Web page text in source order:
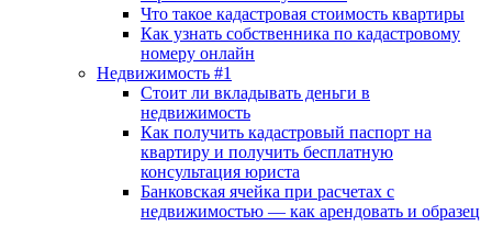
Что такое кадастровая стоимость квартиры
Как узнать собственника по кадастровому
номеру онлайн
Недвижимость #1
Стоит ли вкладывать деньги в
недвижимость
Как получить кадастровый паспорт на
квартиру и получить бесплатную
консультация юриста
Банковская ячейка при расчетах с
недвижимостью — как арендовать и образец